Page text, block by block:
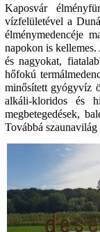
Kaposvár
vízfelületével a
élménymedencéje
napokon is
és nagyokat,
hőfokú
minősített gyógyvíz
alkáli-kloridos és
megbetegedések,
Továbbá